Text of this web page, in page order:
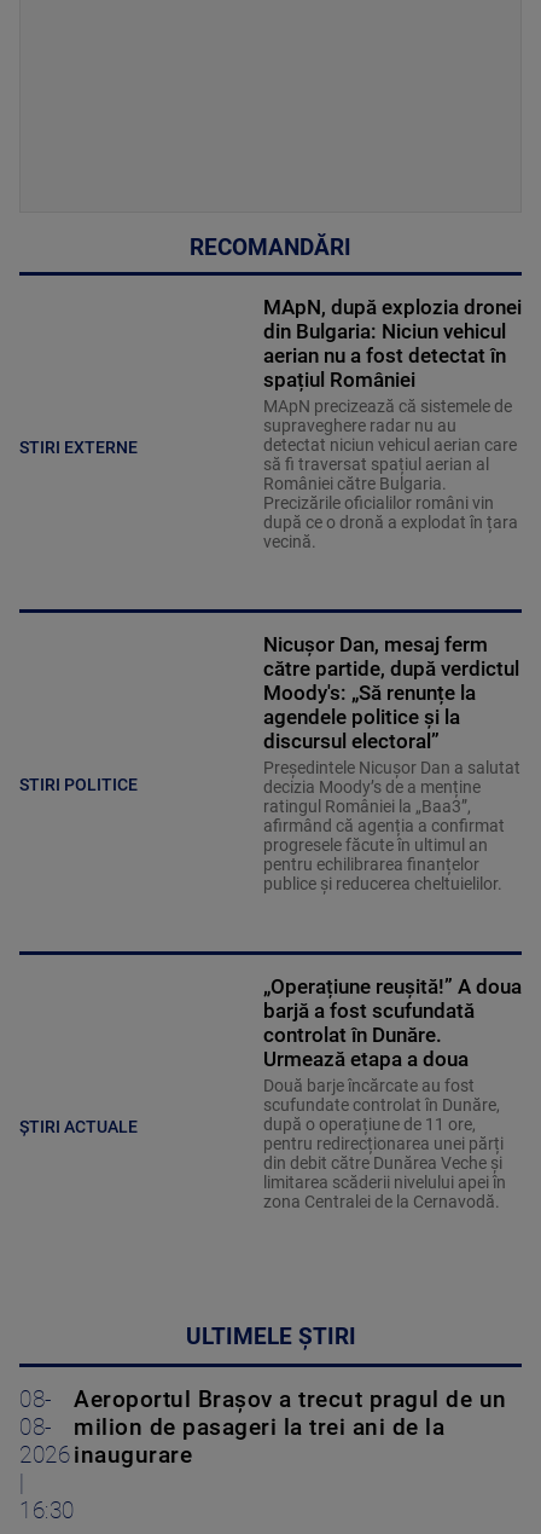
RECOMANDĂRI
STIRI EXTERNE
MApN, după explozia dronei
din Bulgaria: Niciun vehicul
aerian nu a fost detectat în
spațiul României
MApN precizează că sistemele de
supraveghere radar nu au
detectat niciun vehicul aerian care
să fi traversat spațiul aerian al
României către Bulgaria.
Precizările oficialilor români vin
după ce o dronă a explodat în țara
vecină.
STIRI POLITICE
Nicușor Dan, mesaj ferm
către partide, după verdictul
Moody's: „Să renunțe la
agendele politice şi la
discursul electoral”
Președintele Nicușor Dan a salutat
decizia Moody’s de a menține
ratingul României la „Baa3”,
afirmând că agenția a confirmat
progresele făcute în ultimul an
pentru echilibrarea finanțelor
publice și reducerea cheltuielilor.
ȘTIRI ACTUALE
„Operațiune reușită!” A doua
barjă a fost scufundată
controlat în Dunăre.
Urmează etapa a doua
Două barje încărcate au fost
scufundate controlat în Dunăre,
după o operațiune de 11 ore,
pentru redirecționarea unei părți
din debit către Dunărea Veche și
limitarea scăderii nivelului apei în
zona Centralei de la Cernavodă.
ULTIMELE ȘTIRI
08-
08-
2026
16:30
Aeroportul Brașov a trecut pragul de un
milion de pasageri la trei ani de la
inaugurare